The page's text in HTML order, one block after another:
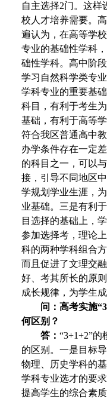
自主选择2门。这样
校人才培养需要。
遍认为，在高等学
专业的基础性学科
础性学科。高中阶
学习自然科学类专
学科专业的重要基
科目，有利于考生
基础，有利于高等
符合我区普通高中
办学条件存在一定
的科目之一，可以
接，引导不同地区
学规划学业生涯，
业基础。三是有利
目选择的基础上，
参加选择考，理论
科的两种学科组合
而且促进了文理交
好、考其所长的原
成长规律，为学生
问：高考实施
何区别？
答： “3+1+2”
的区别。一是目标
物理、历史学科的
学科专业选才的要
提高学生的综合素